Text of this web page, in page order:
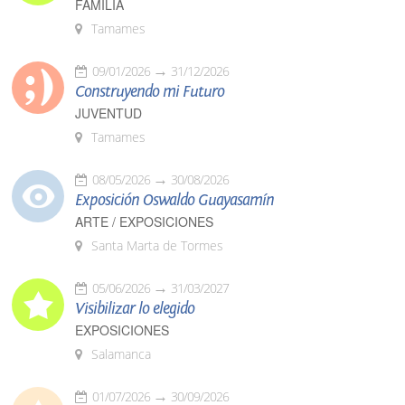
FAMILIA
Tamames
09/01/2026 31/12/2026
Construyendo mi Futuro
JUVENTUD
Tamames
08/05/2026 30/08/2026
Exposición Oswaldo Guayasamín
ARTE / EXPOSICIONES
Santa Marta de Tormes
05/06/2026 31/03/2027
Visibilizar lo elegido
EXPOSICIONES
Salamanca
01/07/2026 30/09/2026